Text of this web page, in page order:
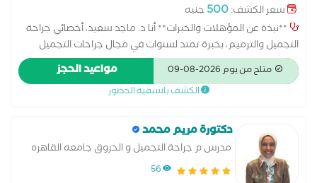
سعر الكشف:500 جنيه
**نبذة عن المؤهلات والخبرات** أنا د. ماجد سعيد، أخصائي جراحة
التجميل والترميم، بخبرة تمتد لسنوات في مجال جراحات التجميل
والعمليات الترميمية، مع اهتمام خاص بجراحات تجميل الوجه والأنف،
وشد الوجه، ونحت القوام. بدأت مسيرتي المهنية في **مستشفى
الساحل التعليمي**، واكتسبت خبرة عملية واسعة من خلال العمل
زائرًا بجامعة القاهرة لمدة أربع سنوات**، بالإضافة إلى **خمسة أعوام
كطبيب زائر** في مؤسسات طبية متخصصة، مما أتاح لي التعامل مع
مختلف الحالات التجميلية والترميمية وفق أحدث المعايير الطبية.
متاح من يوم 2026-08-09 مواعيد الحجز
الكشف باسبقية الحضور
دكتورة مريم محمد
مدرس م جراحة التجميل و الحروق جامعه القاهره
56